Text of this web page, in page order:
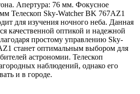
Апертура: 76 мм. Фокусное
Телескоп Sky-Watcher BK 767AZ1
для изучения ночного неба. Данная
качественной оптикой и надежной
простому управлению Sky-
станет оптимальным выбором для
астрономии. Телескоп
наблюдений, однако его
и в городе.